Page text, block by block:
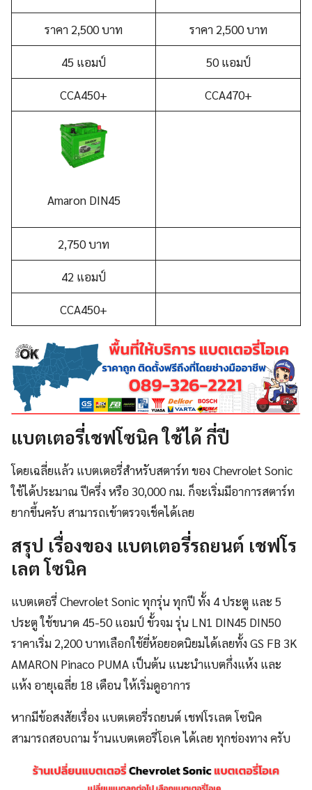
ราคา 2,500 บาท ราคา 2,500 บาท
45 แอมป์ 50 แอมป์
CCA450+ CCA470+
Amaron DIN45
2,750 บาท
42 แอมป์
CCA450+
แบตเตอรี่เชฟโซนิคใช้ได้ กี่ปี
โดยเฉลี่ยแล้ว แบตเตอรี่สำหรับสตาร์ท ของ Chevrolet Sonic
ใช้ได้ประมาณ ปีครึ่ง หรือ 30,000 กม. ก็จะเริ่มมีอาการสตาร์ท
ยากขึ้นครับ สามารถเข้าตรวจเช็คได้เลย
สรุป เรื่องของ แบตเตอรี่รถยนต์ เชฟโร
เลตโซนิค
แบตเตอรี่ Chevrolet Sonic ทุกรุ่น ทุกปี ทั้ง 4 ประตู และ 5
ประตู ใช้ขนาด 45-50 แอมป์ ขั้วจม รุ่น LN1 DIN45 DIN50
ราคาเริ่ม 2,200 บาทเลือกใช้ยี่ห้อยอดนิยมได้เลยทั้ง GS FB 3K
AMARON Pinaco PUMA เป็นต้น แนะนำแบตกึ่งแห้ง และ
แห้ง อายุเฉลี่ย 18 เดือน ให้เริ่มดูอาการ
หากมีข้อสงสัยเรื่อง แบตเตอรี่รถยนต์ เชฟโรเลต โซนิค
สามารถสอบถาม ร้านแบตเตอรี่โอเค ได้เลย ทุกช่องทาง ครับ